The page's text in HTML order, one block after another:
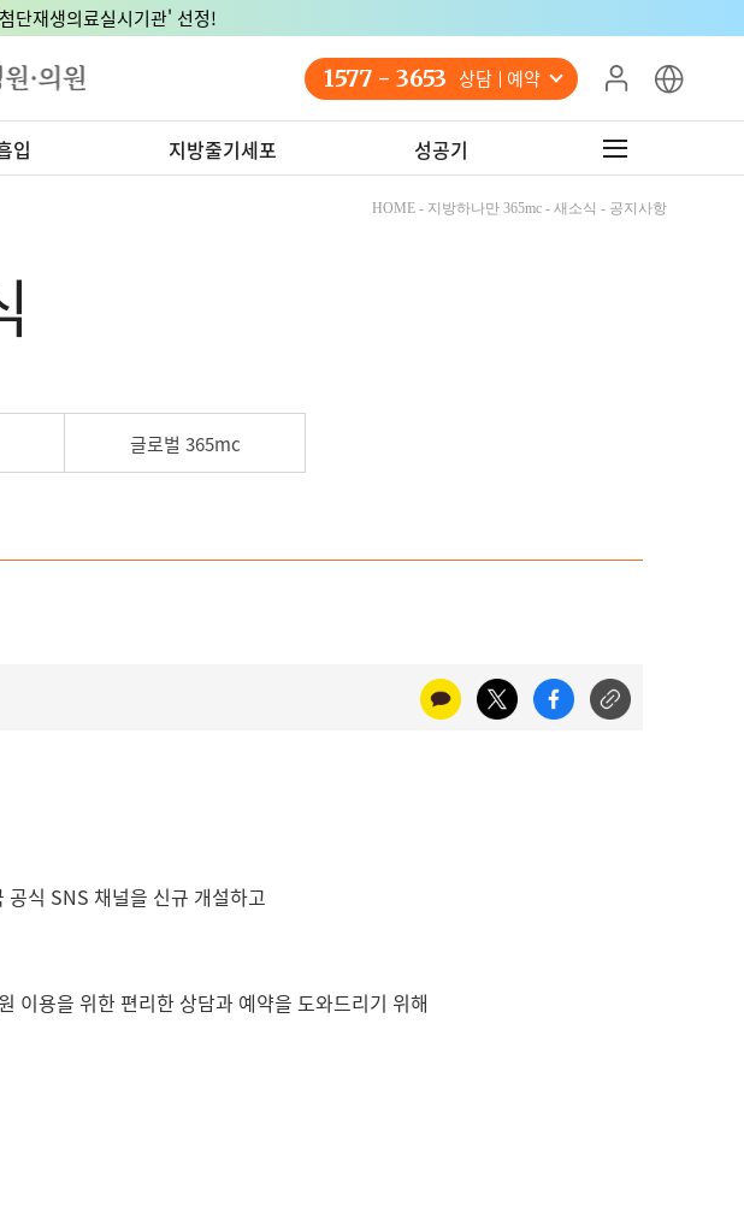
단재생의료실시기관' 선정!
1577 - 3653 상담 예약
입 지방줄기세포 성공기
HOME - 지방하나만 365mc - 새소식 - 공지사항
글로벌 365mc
공식 SNS 채널을 신규 개설하고
이용을 위한 편리한 상담과 예약을 도와드리기 위해